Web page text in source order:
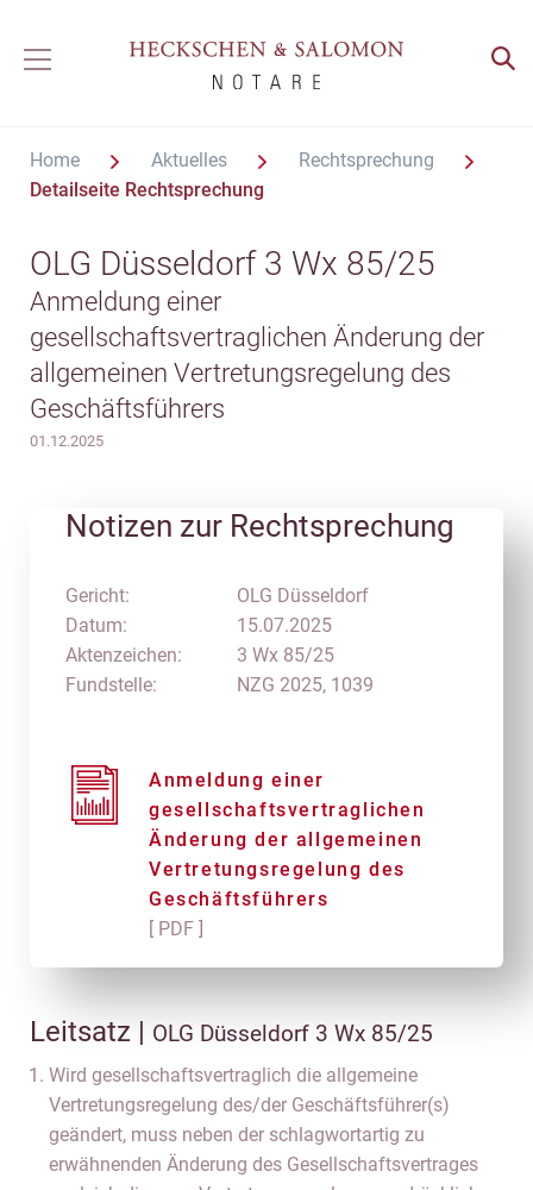
Home Aktuelles
Rechtsprechung
Detailseite Rechtsprechung
OLG Düsseldorf 3 Wx 85/25
Anmeldung einer
gesellschaftsvertraglichen Änderung der
allgemeinen Vertretungsregelung des
Geschäftsführers
01.12.2025
Notizen zur Rechtsprechung
Gericht:
Datum:
Aktenzeichen:
Fundstelle:
OLG Düsseldorf
15.07.2025
3 Wx 85/25
NZG 2025, 1039
Anmeldung einer
gesellschaftsvertraglichen
Änderung der allgemeinen
Vertretungsregelung des
Geschäftsführers
[ PDF ]
Leitsatz | OLG Düsseldorf 3 Wx 85/25
Wird gesellschaftsvertraglich die allgemeine
Vertretungsregelung des/der Geschäftsführer(s)
geändert, muss neben der schlagwortartig zu
erwähnenden Änderung des Gesellschaftsvertrages